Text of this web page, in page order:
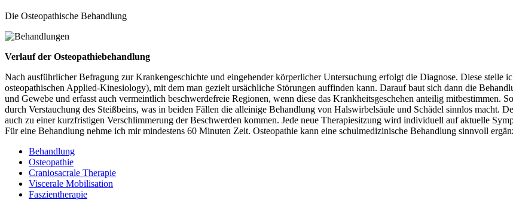
Die Osteopathische Behandlung
Verlauf der Osteopathiebehandlung
Nach ausführlicher Befragung zur Krankengeschichte und eingehender körperlicher Untersuchung erfolgt die Diagnose. Diese stelle
osteopathischen Applied-Kinesiology), mit dem man gezielt ursächliche Störungen auffinden kann. Darauf baut sich dann die
und Gewebe und erfasst auch vermeintlich beschwerdefreie Regionen, wenn diese das Krankheitsgeschehen anteilig mitbestimmen.
durch Verstauchung des Steißbeins, was in beiden Fällen die alleinige Behandlung von Halswirbelsäule und Schädel sinnlos macht.
auch zu einer kurzfristigen Verschlimmerung der Beschwerden kommen. Jede neue Therapiesitzung wird individuell auf aktuelle
Für eine Behandlung nehme ich mir mindestens 60 Minuten Zeit. Osteopathie kann eine schulmedizinische Behandlung sinnvoll
Behandlung
Osteopathie
Craniosacrale Therapie
Viscerale Mobilisation
Faszientherapie